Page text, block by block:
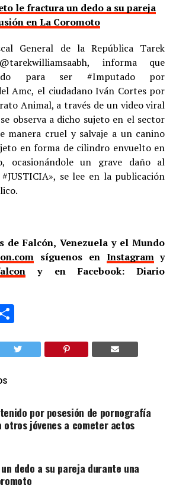
le fractura un dedo a su pareja
en La Coromoto
General de la República Tarek
informa que
para ser #Imputado por
Amc, el ciudadano Iván Cortes por
Animal, a través de un video viral
observa a dicho sujeto en el sector
manera cruel y salvaje a un canino
en forma de cilindro envuelto en
ocasionándole un grave daño al
se lee en la publicación
de Falcón, Venezuela y el Mundo
síguenos en Instagramy
y en Facebook: Diario
Compartir
por posesión de pornografía
jóvenes a cometer actos
dedo a su pareja durante una